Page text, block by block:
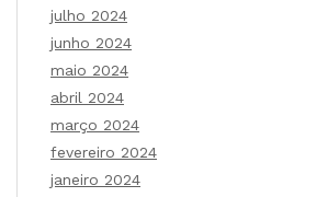
julho 2024
junho 2024
maio 2024
abril 2024
março 2024
fevereiro 2024
janeiro 2024